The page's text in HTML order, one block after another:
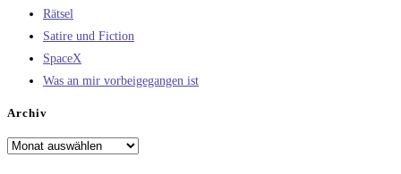
Rätsel
Satire und Fiction
SpaceX
Was an mir vorbeigegangen ist
Archiv
Archiv